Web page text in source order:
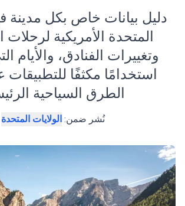
دليل بيانات خاص بكل مدينة
المتحدة الأمريكية لرحلات
وتغييرات الفنادق، والأيام
استخدامًا مكثفًا
الطرق السياحية
نُشر ضمن: الولايات المتحدة